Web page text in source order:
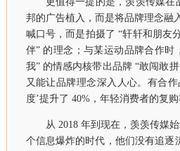
邦的广告植入，而是将品牌理念融
喊口号，而是拍摄了 “轩轩和朋友
伴” 的理念；与某运动品牌合作时
我” 的情感内核带出品牌 “敢闯敢
又能让品牌理念深入人心。有合
度’提升了 40%，年轻消费者的复
从 2018 年到现在，羡羡传媒
个信息爆炸的时代，他们没有追逐